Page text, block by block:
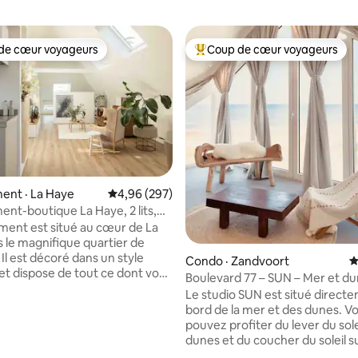
5, 559 commentaires
cœur voyageurs parmi les plus aimés
cœur voyageurs
· La Haye Note moyenne de 4,96 sur 5, 297
4,96 (297)
boutique La Haye, 2 lits,
bain est situé au cœur de La
le magnifique quartier de
est décoré dans un style
dispose de tout ce dont vous
Coup de cœur voyageurs
Coup de cœur voyageurs
Condo · Zandvoort
Boulevard 77 – SUN – Mer et
Stationnement gratuit
Le studio SUN est situé
bord de la mer et des dunes.
pouvez profiter du lever du
dunes et du coucher du soleil